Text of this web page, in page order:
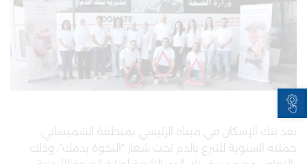
Open toolbar
نفذ بنك الإسكان في مبناه الرئيسي بمنطقة الشميساني،
حملته السنوية للتبرع بالدم تحت شعار "النخوة بدمك"، وذلك